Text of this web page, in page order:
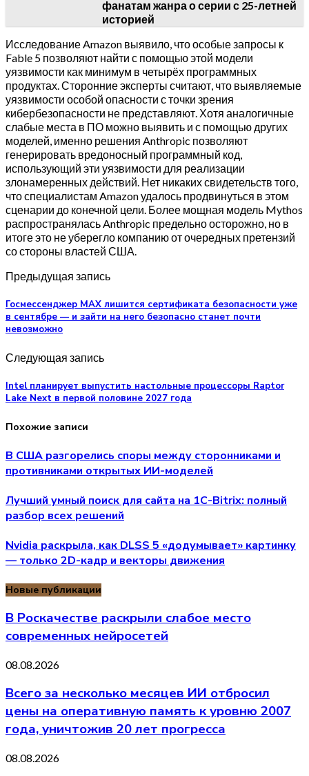
фанатам жанра о серии с 25-летней
историей
Исследование Amazon выявило, что особые запросы к
Fable 5 позволяют найти с помощью этой модели
уязвимости как минимум в четырёх программных
продуктах. Сторонние эксперты считают, что выявляемые
уязвимости особой опасности с точки зрения
кибербезопасности не представляют. Хотя аналогичные
слабые места в ПО можно выявить и с помощью других
моделей, именно решения Anthropic позволяют
генерировать вредоносный программный код,
использующий эти уязвимости для реализации
злонамеренных действий. Нет никаких свидетельств того,
что специалистам Amazon удалось продвинуться в этом
сценарии до конечной цели. Более мощная модель Mythos
распространялась Anthropic предельно осторожно, но в
итоге это не уберегло компанию от очередных претензий
со стороны властей США.
Предыдущая запись
Госмессенджер МАХ лишится сертификата безопасности уже
в сентябре — и зайти на него безопасно станет почти
невозможно
Следующая запись
Intel планирует выпустить настольные процессоры Raptor
Lake Next в первой половине 2027 года
Похожие записи
В США разгорелись споры между сторонниками и
противниками открытых ИИ-моделей
Лучший умный поиск для сайта на 1С-Bitrix: полный
разбор всех решений
Nvidia раскрыла, как DLSS 5 «додумывает» картинку
— только 2D-кадр и векторы движения
Новые публикации
В Роскачестве раскрыли слабое место
современных нейросетей
08.08.2026
Всего за несколько месяцев ИИ отбросил
цены на оперативную память к уровню 2007
года, уничтожив 20 лет прогресса
08.08.2026